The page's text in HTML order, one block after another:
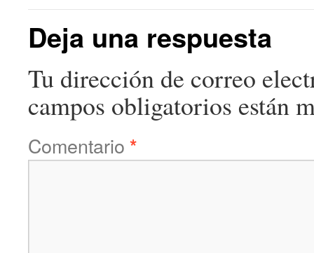
Deja una respuesta
Tu dirección de correo
campos obligatorios están
Comentario *